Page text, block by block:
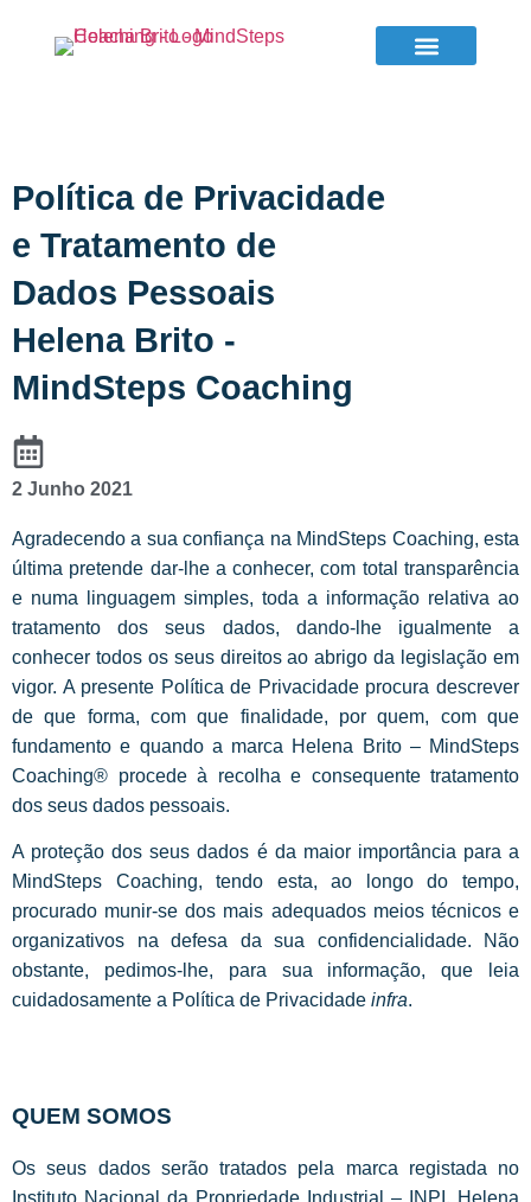
Política de Privacidade
e Tratamento de
Dados Pessoais
Helena Brito -
MindSteps Coaching
2 Junho 2021
Agradecendo a sua confiança na MindSteps Coaching, esta
última pretende dar-lhe a conhecer, com total transparência
e numa linguagem simples, toda a informação relativa ao
tratamento dos seus dados, dando-lhe igualmente a
conhecer todos os seus direitos ao abrigo da legislação em
vigor. A presente Política de Privacidade procura descrever
de que forma, com que finalidade, por quem, com que
fundamento e quando a marca Helena Brito – MindSteps
Coaching® procede à recolha e consequente tratamento
dos seus dados pessoais.
A proteção dos seus dados é da maior importância para a
MindSteps Coaching, tendo esta, ao longo do tempo,
procurado munir-se dos mais adequados meios técnicos e
organizativos na defesa da sua confidencialidade. Não
obstante, pedimos-lhe, para sua informação, que leia
cuidadosamente a Política de Privacidade infra.
QUEM SOMOS
Os seus dados serão tratados pela marca registada no
Instituto Nacional da Propriedade Industrial – INPI, Helena